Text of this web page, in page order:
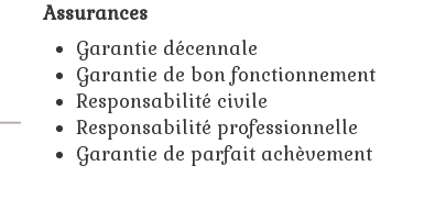
Assurances
Garantie décennale
Garantie de bon fonctionnement
Responsabilité civile
Responsabilité professionnelle
Garantie de parfait achèvement